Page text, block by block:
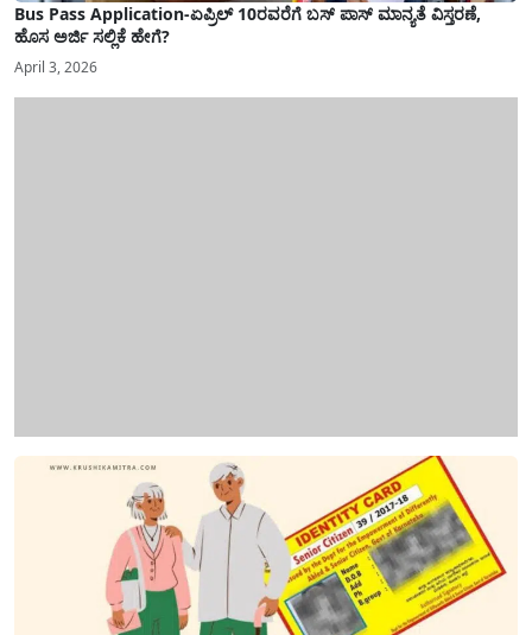
Bus Pass Application-ಏಪ್ರಿಲ್ 10ರವರೆಗೆ ಬಸ್ ಪಾಸ್ ಮಾನ್ಯತೆ ವಿಸ್ತರಣೆ,
ಹೊಸ ಅರ್ಜಿ ಸಲ್ಲಿಕೆ ಹೇಗೆ?
April 3, 2026